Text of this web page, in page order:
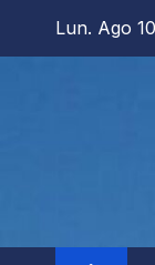
Lun. Ago